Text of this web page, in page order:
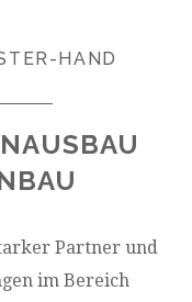
HAND
Partner und
im Bereich